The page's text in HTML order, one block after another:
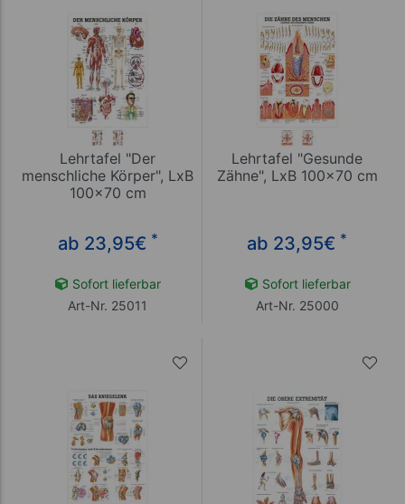
Lehrtafel "Der
menschliche Körper", LxB
100x70 cm
ab 23,95€ *
Sofort lieferbar
Art-Nr. 25011
Lehrtafel "Gesunde
Zähne", LxB 100x70 cm
ab 23,95€ *
Sofort lieferbar
Art-Nr. 25000